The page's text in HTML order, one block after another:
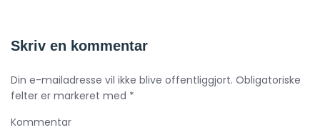
Skriv en kommentar
Din e-mailadresse vil ikke blive offentliggjort. Obligatoriske
felter er markeret med *
Kommentar